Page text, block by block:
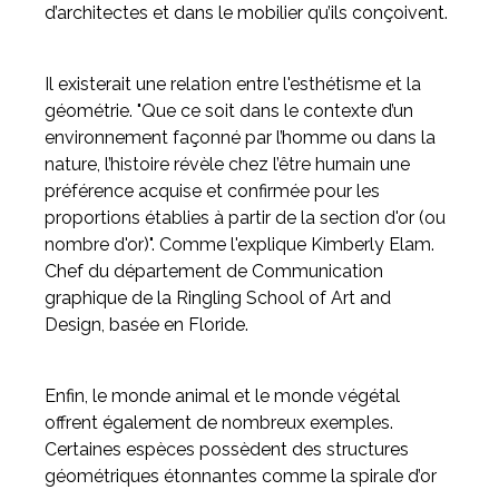
d’architectes et dans le mobilier qu’ils conçoivent.
Il existerait une relation entre l'esthétisme et la
géométrie. "Que ce soit dans le contexte d’un
environnement façonné par l’homme ou dans la
nature, l’histoire révèle chez l’être humain une
préférence acquise et confirmée pour les
proportions établies à partir de la section d'or (ou
nombre d'or)". Comme l'explique Kimberly Elam.
Chef du département de Communication
graphique de la Ringling School of Art and
Design, basée en Floride.
Enfin, le monde animal et le monde végétal
offrent également de nombreux exemples.
Certaines espèces possèdent des structures
géométriques étonnantes comme la spirale d’or